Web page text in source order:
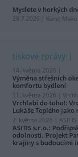
Myslete v horkých
28.7.2026 | Karel
tiskové zprávy
14. května 2026 |
Výměna střešních
komfortu bydlení
11. května 2026 |
Vrchlabí do toho!:
Lukáše Teplého
7. května 2026 |
ASITIS s.r.o.:
odolnosti. Projekt
krajiny s budoucími